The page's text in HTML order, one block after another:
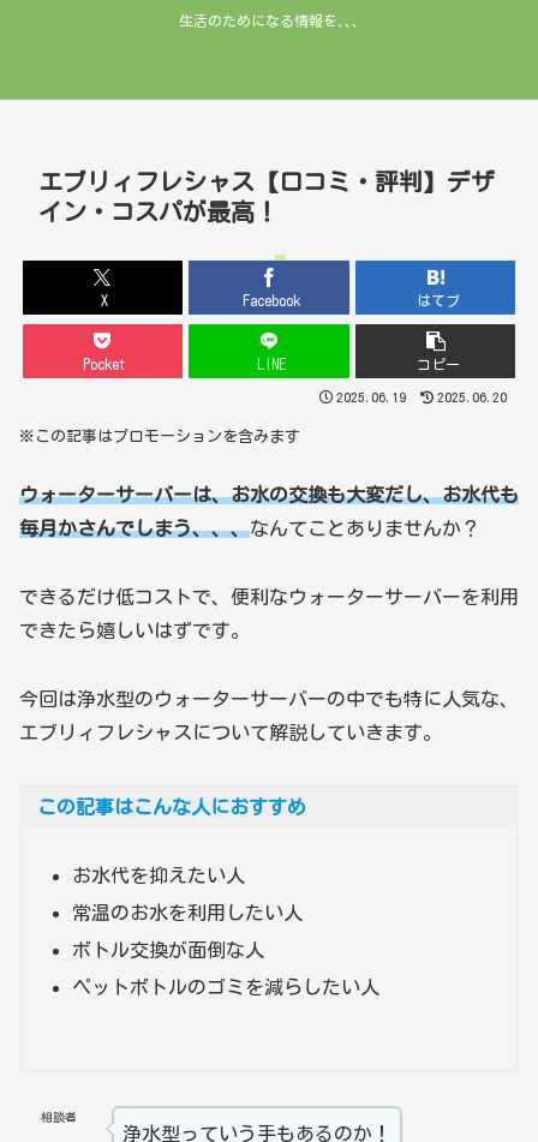
生活のためになる情報を､､､
エブリィフレシャス【口コミ・評判】デザ
イン・コスパが最高！
X Facebook はてブ
Pocket LINE コピー
2025.06.19 2025.06.20
※この記事はプロモーションを含みます
ウォーターサーバーは、お水の交換も大変だし、お水代も
毎月かさんでしまう、、、なんてことありませんか？
できるだけ低コストで、便利なウォーターサーバーを利用
できたら嬉しいはずです。
今回は浄水型のウォーターサーバーの中でも特に人気な、
エブリィフレシャスについて解説していきます。
この記事はこんな人におすすめ
お水代を抑えたい人
常温のお水を利用したい人
ボトル交換が面倒な人
ペットボトルのゴミを減らしたい人
相談者
浄水型っていう手もあるのか！